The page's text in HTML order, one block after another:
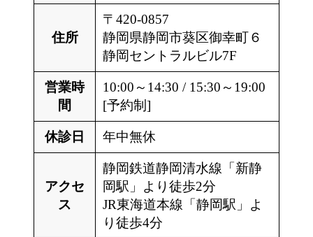
住所
〒420-0857
静岡県静岡市葵区御幸町６
静岡セントラルビル7F
営業時
間
10:00～14:30 / 15:30～19:00
[予約制]
休診日 年中無休
アクセ
ス
静岡鉄道静岡清水線「新静
岡駅」より徒歩2分
JR東海道本線「静岡駅」よ
り徒歩4分